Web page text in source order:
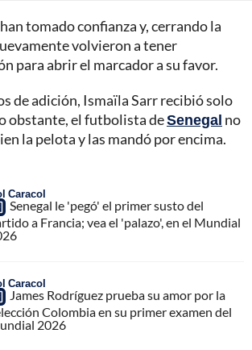
tomado confianza y, cerrando la
volvieron a tener
para abrir el marcador a su favor.
de adición, Ismaïla Sarr recibió solo
obstante, el futbolista deSenegal no
la pelota y las mandó por encima.
Caracol
Senegal le 'pegó' el primer susto del
a Francia; vea el 'palazo', en el Mundial
Caracol
James Rodríguez prueba su amor por la
Colombia en su primer examen del
2026